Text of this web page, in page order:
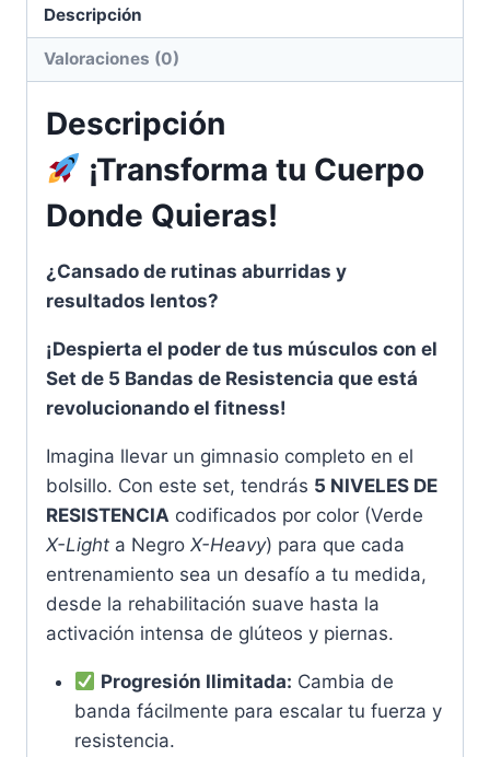
Descripción
Valoraciones (0)
Descripción
¡Transforma tu Cuerpo
Donde Quieras!
¿Cansado de rutinas aburridas y
resultados lentos?
¡Despierta el poder de tus músculos con el
Set de 5 Bandas de Resistencia que está
revolucionando el fitness!
Imagina llevar un gimnasio completo en el
bolsillo. Con este set, tendrás 5 NIVELES DE
RESISTENCIA codificados por color (Verde
X-Light a Negro X-Heavy) para que cada
entrenamiento sea un desafío a tu medida,
desde la rehabilitación suave hasta la
activación intensa de glúteos y piernas.
Progresión Ilimitada: Cambia de
banda fácilmente para escalar tu fuerza y
resistencia.